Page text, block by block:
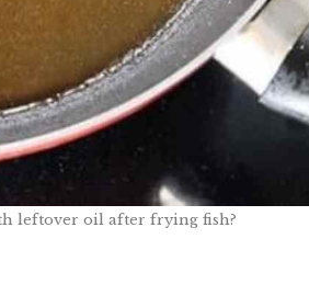
leftover oil after frying fish?